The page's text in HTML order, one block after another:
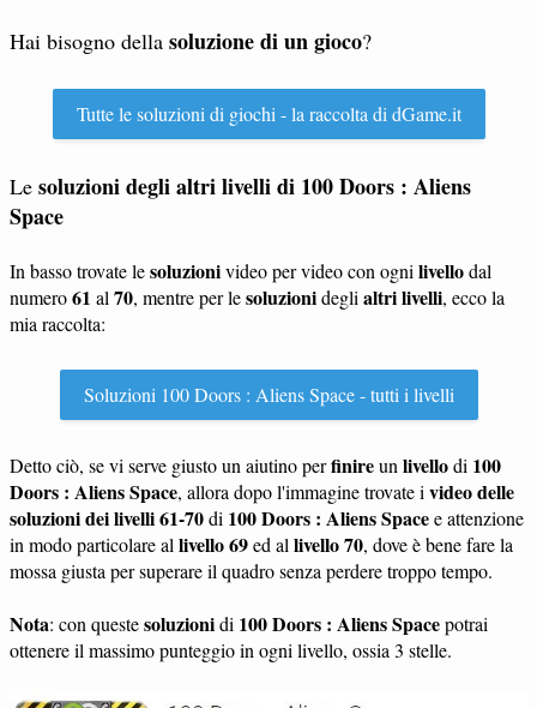
Hai bisogno della soluzione di un gioco?
Tutte le soluzioni di giochi - la raccolta di dGame.it
Le soluzioni degli altri livelli di 100 Doors : Aliens
Space
In basso trovate lesoluzionivideo per video con ogni livellodal
numero61 al 70, mentre per lesoluzionidegli altri livelli, ecco la
mia raccolta:
Soluzioni 100 Doors : Aliens Space - tutti i livelli
Detto ciò, se vi serve giusto un aiutino perfinireun livellodi 100
Doors : Aliens Space, allora dopo l'immagine trovate i video delle
soluzioni dei livelli 61-70di 100 Doors : Aliens Spacee attenzione
in modo particolare al livello 69ed al livello 70, dove è bene fare la
mossa giusta per superare il quadro senza perdere troppo tempo.
Nota: con questesoluzionidi 100 Doors : Aliens Spacepotrai
ottenere il massimo punteggio in ogni livello, ossia 3 stelle.